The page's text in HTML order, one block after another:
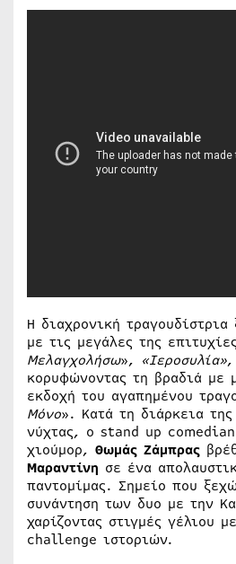
Η διαχρονική
με τις μεγάλες της
Μελαγχολήσω», «Ιεροσυλία»,
κορυφώνοντας τη βραδιά με
εκδοχή του αγαπημένου
Μόνο». Κατά τη διάρκεια
νύχτας, ο stand up
χιούμορ, Θωμάς Ζάμπρας
Μαραντίνη σε ένα
παντομίμας. Σημείο που
συνάντηση των δυο με την
χαρίζοντας στιγμές γέλιου
challenge ιστοριών.